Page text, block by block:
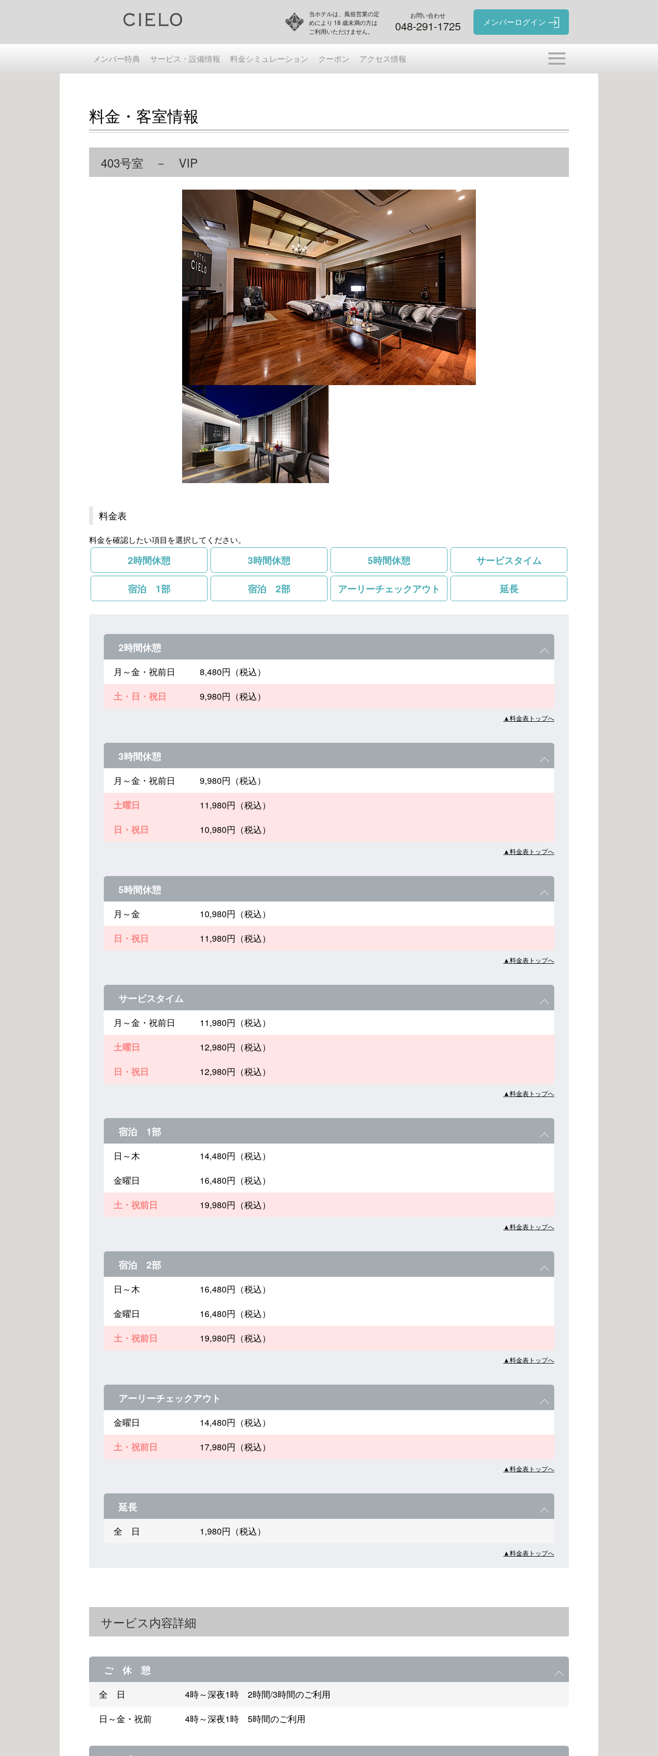
当ホテルは、風俗営業の定
めにより 18 歳未満の方は
ご利用いただけません。
お問い合わせ
048-291-1725
メンバー特典 サービス・設備情報 料金シミュレーション クーポン アクセス情報
料金・客室情報
403号室 － VIP
料金表
料金を確認したい項目を選択してください。
2時間休憩 3時間休憩 5時間休憩 サービスタイム
宿泊 1部 宿泊 2部 アーリーチェックアウト 延長
2時間休憩
月～金・祝前日
8,480円（税込）
土・日・祝日
9,980円（税込）
▲料金表トップへ
3時間休憩
月～金・祝前日
9,980円（税込）
土曜日
11,980円（税込）
日・祝日
10,980円（税込）
▲料金表トップへ
5時間休憩
月～金
10,980円（税込）
日・祝日
11,980円（税込）
▲料金表トップへ
サービスタイム
月～金・祝前日
11,980円（税込）
土曜日
12,980円（税込）
日・祝日
12,980円（税込）
▲料金表トップへ
宿泊 1部
日～木
14,480円（税込）
金曜日
16,480円（税込）
土・祝前日
19,980円（税込）
▲料金表トップへ
宿泊 2部
日～木
16,480円（税込）
金曜日
16,480円（税込）
土・祝前日
19,980円（税込）
▲料金表トップへ
アーリーチェックアウト
金曜日
14,480円（税込）
土・祝前日
17,980円（税込）
▲料金表トップへ
延長
全 日 1,980円（税込）
▲料金表トップへ
サービス内容詳細
ご 休 憩
全 日
4時～深夜1時 2時間/3時間のご利用
日～金・祝前
4時～深夜1時 5時間のご利用